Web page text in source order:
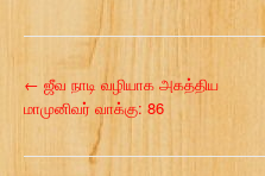
P
← ஜீவ நாடி வழியாக அகத்திய
மாமுனிவர் வாக்கு: 86